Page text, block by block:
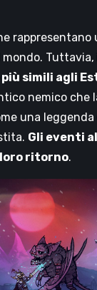
rappresentano
Tuttavia,
simili agli
nemico che
una leggenda
Gli eventi
loro ritorno.